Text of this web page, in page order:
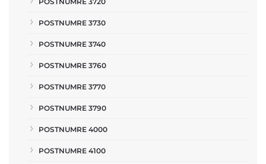
POSTNUMRE 3730
POSTNUMRE 3740
POSTNUMRE 3760
POSTNUMRE 3770
POSTNUMRE 3790
POSTNUMRE 4000
POSTNUMRE 4100